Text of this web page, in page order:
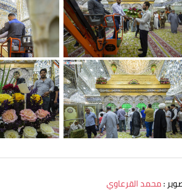
:محمد القرعاوي